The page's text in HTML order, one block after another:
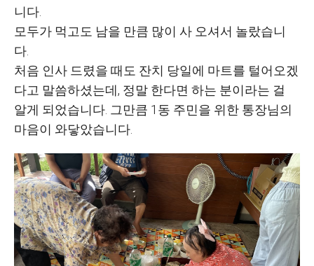
니다.
모두가 먹고도 남을 만큼 많이 사 오셔서 놀랐습니
다.
처음 인사 드렸을 때도 잔치 당일에 마트를 털어오겠
다고 말씀하셨는데, 정말 한다면 하는 분이라는 걸
알게 되었습니다. 그만큼 1동 주민을 위한 통장님의
마음이 와닿았습니다.